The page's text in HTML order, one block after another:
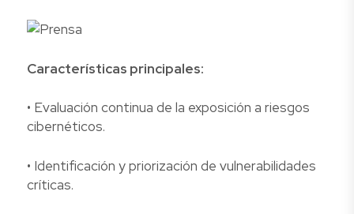
Características principales:
• Evaluación continua de la exposición a riesgos
cibernéticos.
• Identificación y priorización de vulnerabilidades
críticas.